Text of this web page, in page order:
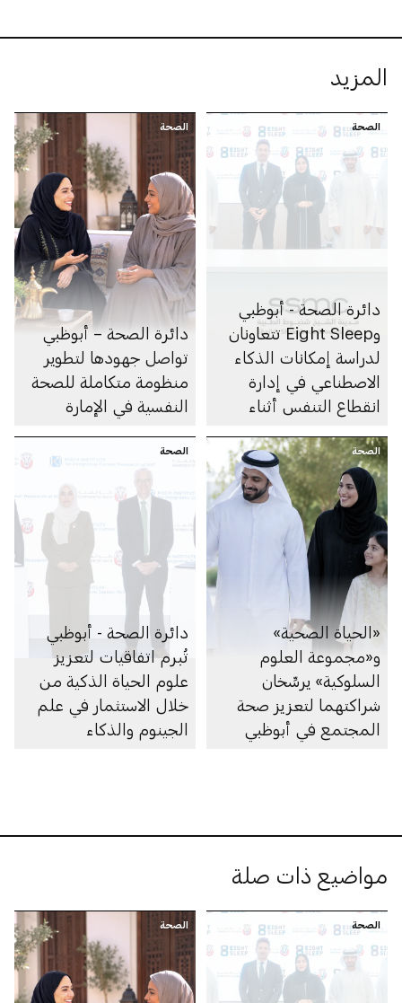
المزيد
الصحة
دائرة الصحة - أبوظبي
وEight Sleep تتعاونان
لدراسة إمكانات الذكاء
الاصطناعي في إدارة
انقطاع التنفس أثناء
الصحة
دائرة الصحة – أبوظبي
تواصل جهودها لتطوير
منظومة متكاملة للصحة
النفسية في الإمارة
الصحة
«الحياة الصحية»
و«مجموعة العلوم
السلوكية» يرسِّخان
شراكتهما لتعزيز صحة
المجتمع في أبوظبي
الصحة
دائرة الصحة - أبوظبي
تُبرم اتفاقيات لتعزيز
علوم الحياة الذكية من
خلال الاستثمار في علم
الجينوم والذكاء
مواضيع ذات صلة
الصحة الصحة